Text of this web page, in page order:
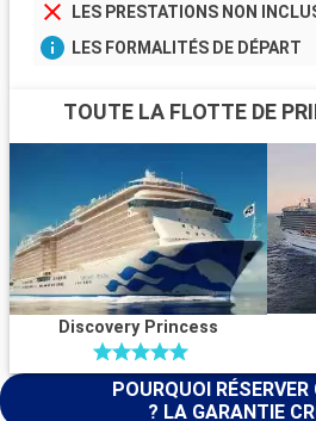
LES PRESTATIONS NON
LES FORMALITÉS DE DÉPART
TOUTE LA FLOTTE DE
Discovery Princess
POURQUOI
? LA GARANTIE